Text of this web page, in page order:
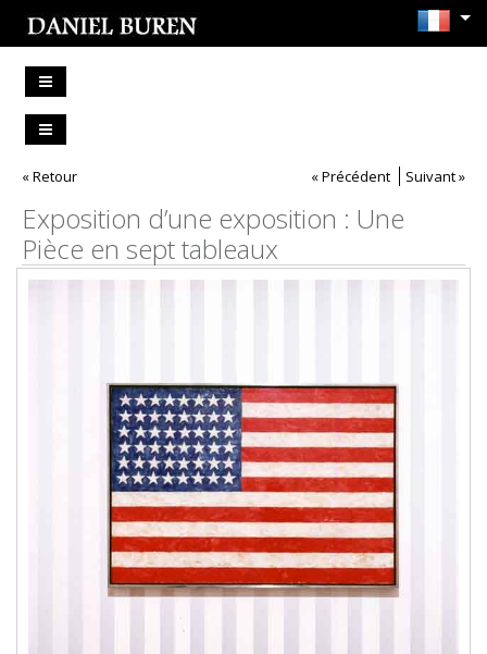
« Retour « Précédent Suivant »
Exposition d’une exposition : Une
Pièce en sept tableaux